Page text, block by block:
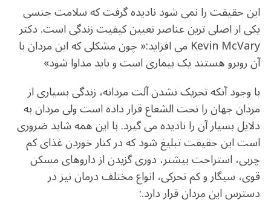
این حقیقت را نمی شود نادیده گرفت که سلامت جنسی
یکی از اصلی ترین عناصر تعیین کیفیت زندگی است. دکتر
Kevin McVary می افزاید:« چون مشکلی که این مردان با
آن روبرو هستند یک بیماری است و باید مداوا شود»
با وجود آنکه تحریک نشدن آلت مردانه، زندگی بسیاری از
مردان جهان را تحت الشعاع قرار داده است ولی مردان به
دلایل بسیار آن را نادیده می گیرد. با این همه شاید ضروری
است این حقیقت تبلیغ شود که در کنار خوردن غذای کم
چربی، استراحت بیشتر، دوری گزیدن از داروهای مسکن
قوی، سیگار و کم تحرکی، انواع مختلف درمان نیز در
دسترس این مردان قرار دارد.: